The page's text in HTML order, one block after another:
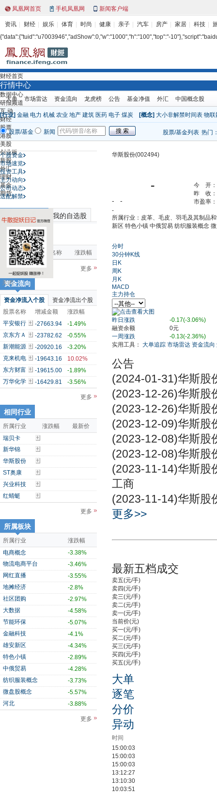
关闭
凤凰网首页 手机凤凰网 新闻客户端
资讯 财经 娱乐 体育 时尚 健康 亲子 汽车 房产 家居 科技
{"data":{"tuid":"u7003946","adShow":0,"w":"1000","h":"100","top":"-
财经首页
行情中心
数据中心
研报频道
互 动
财经
股票
港股
美股
创业板
新股
外汇
理财
基金
期货
大单 市场雷达 资金流向 龙虎榜 公告 基金净值 外汇 中国概念股
[行业] 金融 电力 机械 农业 地产 建筑 医药 电子 煤炭 [概念] 大小非解禁时间表 物联
股票/基金 新闻 股票/基金列表 热门
个股资金
市场速览
投资工具
主力动向
公司动态
送配解禁
我的自选股
市场雷达
异动类型 证券名称 涨跌幅
更多
资金流向
资金净流入个股
资金净流出个股
股票名称
增减金额
涨跌幅
平安银行
-27663.94
-1.49%
京东方Ａ
-23782.62
-0.55%
新潮能源
-20920.16
-3.20%
克来机电
-19643.16
10.02%
东方财富
-19615.00
-1.89%
万华化学
-16429.81 -3.56%
更多
相同行业
所属行业 涨跌幅
最新价
瑞贝卡
新华锦
华斯股份
ST奥康
兴业科技
红蜻蜓
更多
所属板块
所属行业
涨跌幅
电商概念
-3.38%
物流电商平台
-3.46%
网红直播
-3.55%
地摊经济
-2.8%
社区团购
-2.97%
大数据
-4.58%
节能环保
-5.07%
金融科技
-4.1%
雄安新区
-4.34%
特色小镇
-2.89%
中俄贸易
-4.28%
纺织服装概念
-3.73%
微盘股概念
-5.57%
河北
-3.88%
更多
华斯股份(002494)
-
- -
-
今 开：
昨 收：
市盈率：
所属行业：皮革、毛皮、羽毛及其制品
新区 特色小镇 中俄贸易 纺织服装概念
分时
30分钟K线
日K
周K
月K
MACD
主力持仓
昨日涨跌
-0.17(-3.06%)
融资余额
0元
一周涨跌
-0.13(-2.36%)
实用工具： 大单追踪 市场雷达 资金流向
公告
(2024-01-31)华斯股
(2023-12-26)华斯股
(2023-12-26)华斯股
(2023-12-09)华斯股
(2023-12-08)华斯股
(2023-12-08)华斯股
(2023-11-14)华斯股
工商
(2023-11-14)华斯股
更多>>
最新五档成交
卖五(元/手)
卖四(元/手)
卖三(元/手)
卖二(元/手)
卖一(元/手)
当前价(元)
买一(元/手)
买二(元/手)
买三(元/手)
买四(元/手)
买五(元/手)
大单
逐笔
分价
异动
时间
15:00:03
15:00:03
15:00:03
13:12:27
13:10:30
10:03:51